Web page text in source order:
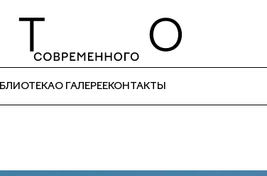
О ГАЛЕРЕЕКОНТАКТЫ